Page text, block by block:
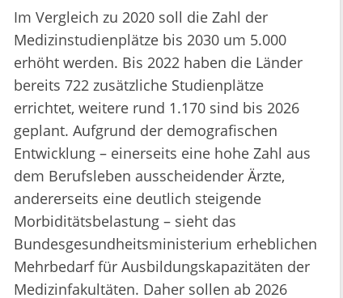
Im Vergleich zu 2020 soll die Zahl der
Medizinstudienplätze bis 2030 um 5.000
erhöht werden. Bis 2022 haben die Länder
bereits 722 zusätzliche Studienplätze
errichtet, weitere rund 1.170 sind bis 2026
geplant. Aufgrund der demografischen
Entwicklung – einerseits eine hohe Zahl aus
dem Berufsleben ausscheidender Ärzte,
andererseits eine deutlich steigende
Morbiditätsbelastung – sieht das
Bundesgesundheitsministerium erheblichen
Mehrbedarf für Ausbildungskapazitäten der
Medizinfakultäten. Daher sollen ab 2026